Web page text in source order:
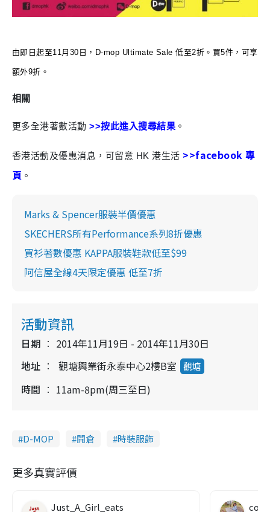
由即日起至11月30日，D-mop Ultimate Sale 低至2折。買5件，可享
額外9折。
相關
更多全港著數活動>>按此進入搜尋結果 。
香港活動及優惠消息，可留意 HK 港生活 >>facebook 專
頁 。
Marks & Spencer服裝半價優惠
SKECHERS所有Performance系列8折優惠
買衫著數優惠 KAPPA服裝鞋款低至$99
阿信屋全線4天限定優惠 低至7折
活動資訊
日期
2014年11月19日 - 2014年11月30日
地址
觀塘興業街永泰中心2樓B室 觀塘
時間 11am-8pm(周三至日)
D-MOP 開倉 時裝服飾
更多真實評價
Just_A_Girl_eats co